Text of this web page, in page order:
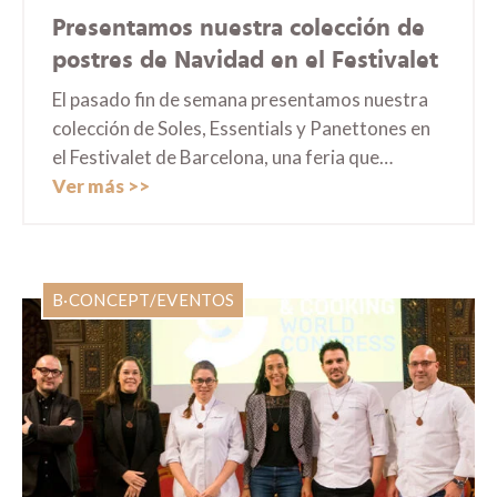
Presentamos nuestra colección de
postres de Navidad en el Festivalet
El pasado fin de semana presentamos nuestra
colección de Soles, Essentials y Panettones en
el Festivalet de Barcelona, una feria que…
Ver más
B·CONCEPT/EVENTOS